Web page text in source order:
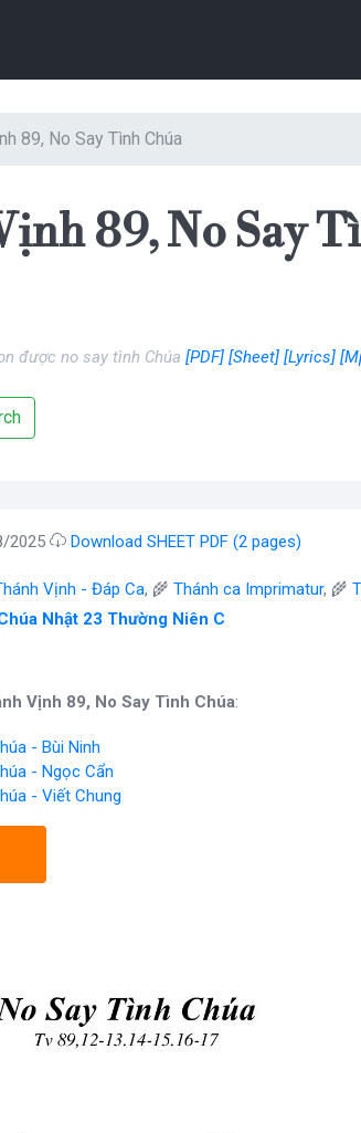
89, No Say Tình Chúa
89, No Say
được no say tình Chúa [PDF] [Sheet] [Lyrics]
2025 Download SHEET PDF (2 pages)
Vịnh - Đáp Ca, 🌾 Thánh ca Imprimatur, 🌾
Nhật 23 Thường Niên C
Vịnh 89, No Say Tình Chúa:
- Bùi Ninh
- Ngọc Cẩn
- Viết Chung